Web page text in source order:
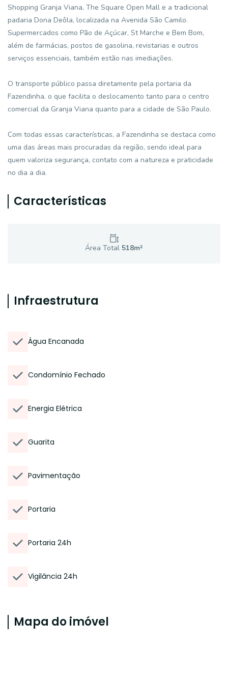
Shopping Granja Viana, The Square Open Mall e a tradicional
padaria Dona Deôla, localizada na Avenida São Camilo.
Supermercados como Pão de Açúcar, St Marche e Bem Bom,
além de farmácias, postos de gasolina, revistarias e outros
serviços essenciais, também estão nas imediações.
O transporte público passa diretamente pela portaria da
Fazendinha, o que facilita o deslocamento tanto para o centro
comercial da Granja Viana quanto para a cidade de São Paulo.
Com todas essas características, a Fazendinha se destaca como
uma das áreas mais procuradas da região, sendo ideal para
quem valoriza segurança, contato com a natureza e praticidade
no dia a dia.
Características
Área Total 518m²
Infraestrutura
Água Encanada
Condomínio Fechado
Energia Elétrica
Guarita
Pavimentação
Portaria
Portaria 24h
Vigilância 24h
Mapa do imóvel